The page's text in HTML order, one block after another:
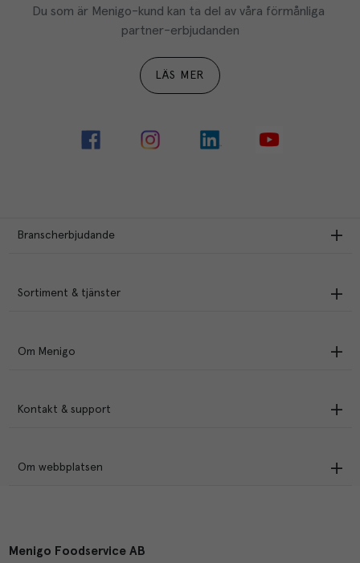
Du som är Menigo-kund kan ta del av våra förmånliga
partner-erbjudanden
LÄS MER
Branscherbjudande
Sortiment & tjänster
Om Menigo
Kontakt & support
Om webbplatsen
Menigo Foodservice AB